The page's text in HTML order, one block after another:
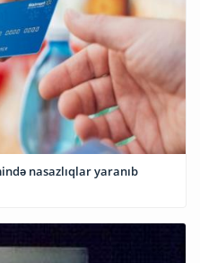
nasazlıqlar yaranıb